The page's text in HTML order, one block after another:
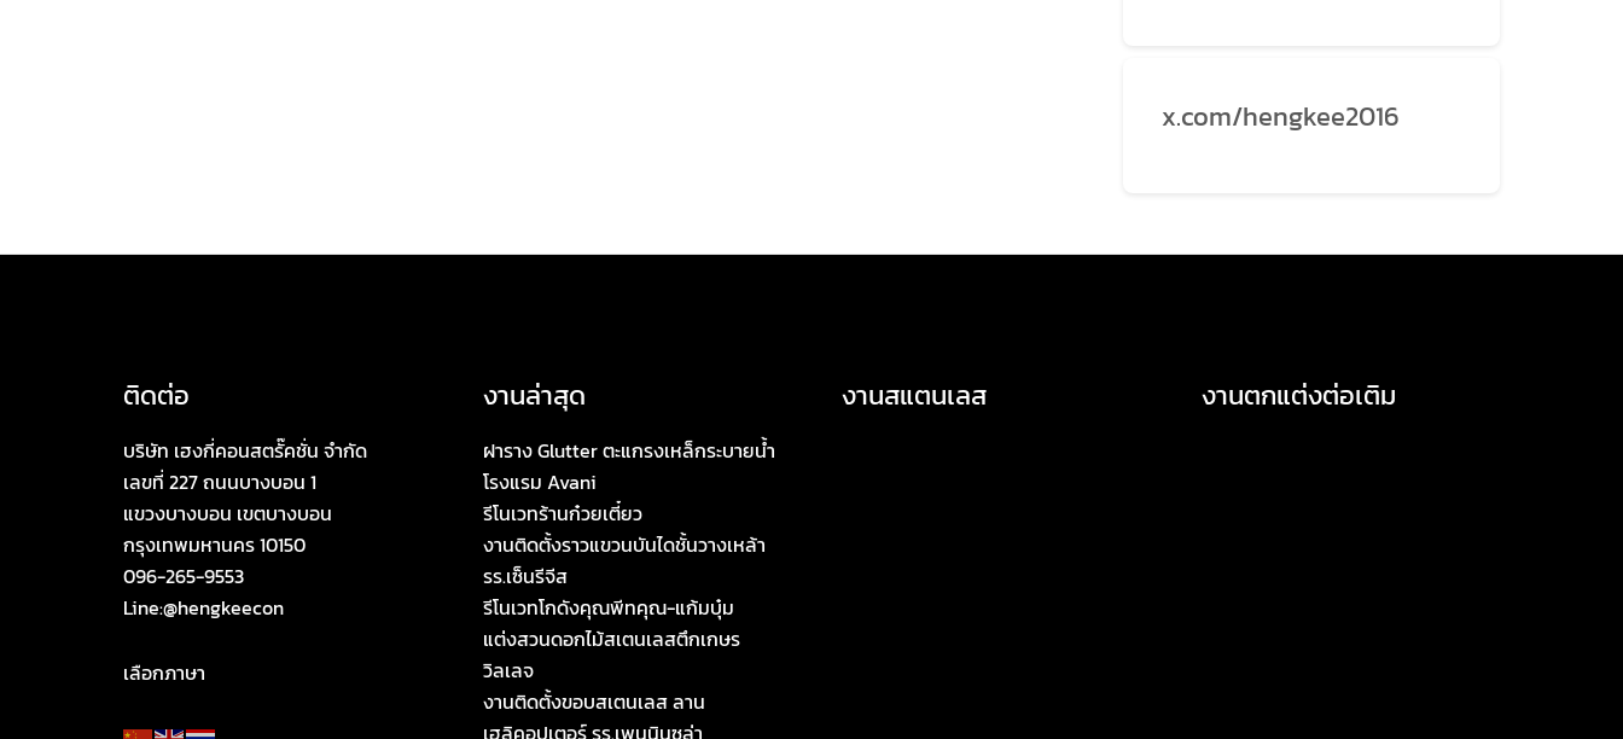
x.com/hengkee2016
ติดต่อ
บริษัท เฮงกี่คอนสตรั๊คชั่น จำกัด
เลขที่ 227 ถนนบางบอน 1
แขวงบางบอน เขตบางบอน
กรุงเทพมหานคร 10150
096-265-9553
Line:@hengkeecon
เลือกภาษา
งานล่าสุด
ฝาราง Glutter ตะแกรงเหล็กระบายน้ำ
โรงแรม Avani
รีโนเวทร้านก๋วยเตี๋ยว
งานติดตั้งราวแขวนบันไดชั้นวางเหล้า
รร.เซ็นรีจีส
รีโนเวทโกดังคุณพีทคุณ-แก้มบุ๋ม
แต่งสวนดอกไม้สเตนเลสตึกเกษร
วิลเลจ
งานติดตั้งขอบสเตนเลส ลาน
เฮลิคอปเตอร์ รร.เพนนินซูล่า
งานสแตนเลส งานตกแต่งต่อเติม